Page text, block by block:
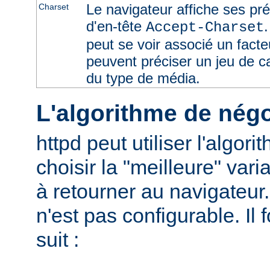
Charset
Le navigateur affiche ses
d'en-tête Accept-Charset
peut se voir associé un
peuvent préciser un jeu de
du type de média.
L'algorithme de
httpd peut utiliser
choisir la "meilleure"
à retourner au
n'est pas configurable. Il
suit :